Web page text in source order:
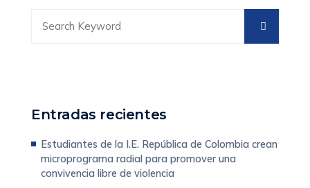
Entradas recientes
Estudiantes de la I.E. República de Colombia crean
microprograma radial para promover una
convivencia libre de violencia